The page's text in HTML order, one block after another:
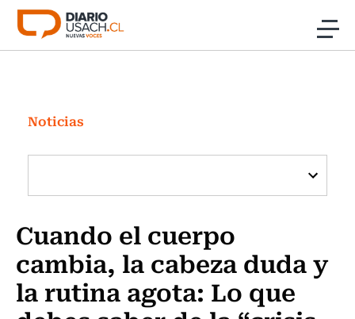
Click acá para ir directamente al contenido
Investigación
Cultura
Programas Radio y TV Usach
Noticias
Cuando el cuerpo
cambia, la cabeza duda y
la rutina agota: Lo que